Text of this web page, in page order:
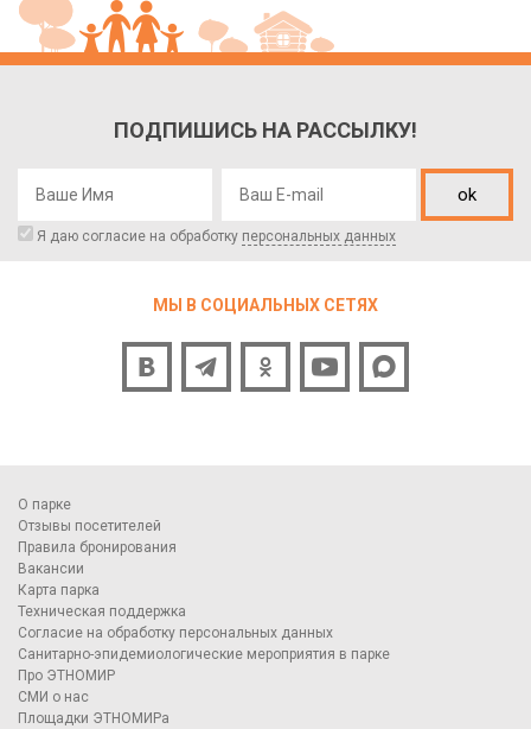
ПОДПИШИСЬ НА РАССЫЛКУ!
ok
Я даю согласие на обработку персональных данных
МЫ В СОЦИАЛЬНЫХ СЕТЯХ
О парке
Отзывы посетителей
Правила бронирования
Вакансии
Карта парка
Техническая поддержка
Согласие на обработку персональных данных
Санитарно-эпидемиологические мероприятия в парке
Про ЭТНОМИР
СМИ о нас
Площадки ЭТНОМИРа